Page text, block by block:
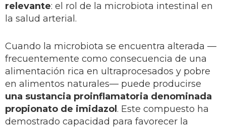
relevante: el rol de la microbiota intestinal en
la salud arterial.
Cuando la microbiota se encuentra alterada —
frecuentemente como consecuencia de una
alimentación rica en ultraprocesados y pobre
en alimentos naturales— puede producirse
una sustancia proinflamatoria denominada
propionato de imidazol . Este compuesto ha
demostrado capacidad para favorecer la